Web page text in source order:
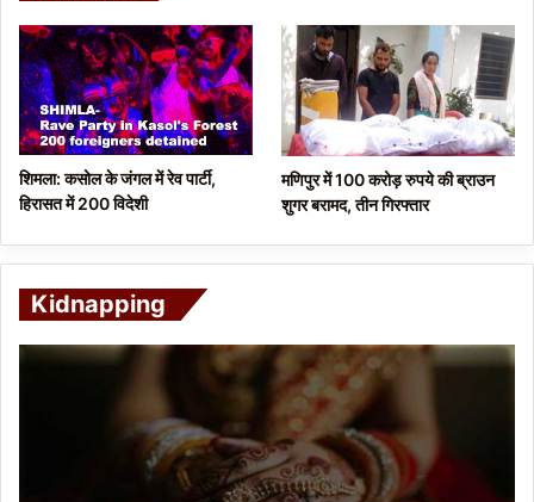
शिमला: कसोल के जंगल में रेव पार्टी,
हिरासत में 200 विदेशी
मणिपुर में 100 करोड़ रुपये की ब्राउन
शुगर बरामद, तीन गिरफ्तार
Kidnapping